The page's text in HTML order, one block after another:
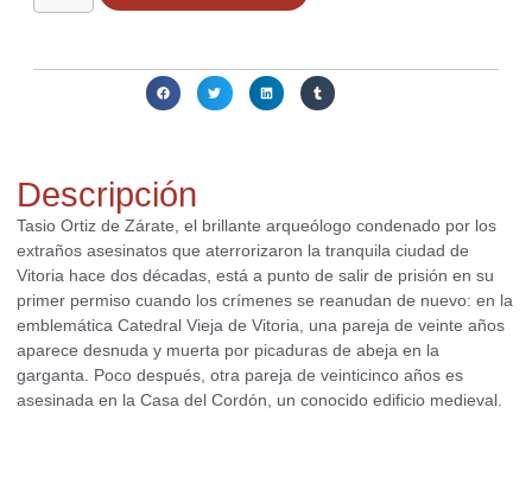
Descripción
Tasio Ortiz de Zárate, el brillante arqueólogo condenado por los
extraños asesinatos que aterrorizaron la tranquila ciudad de
Vitoria hace dos décadas, está a punto de salir de prisión en su
primer permiso cuando los crímenes se reanudan de nuevo: en la
emblemática Catedral Vieja de Vitoria, una pareja de veinte años
aparece desnuda y muerta por picaduras de abeja en la
garganta. Poco después, otra pareja de veinticinco años es
asesinada en la Casa del Cordón, un conocido edificio medieval.